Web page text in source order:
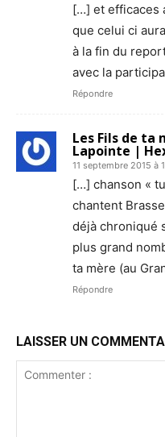
[…] et efficaces
que celui ci
à la fin du
avec la
Répondre
Les Fils de ta
Lapointe |
11 septembre 2015 à
[…] chanson «
chantent
déjà chroniqué
plus grand
ta mère (au
Répondre
LAISSER UN